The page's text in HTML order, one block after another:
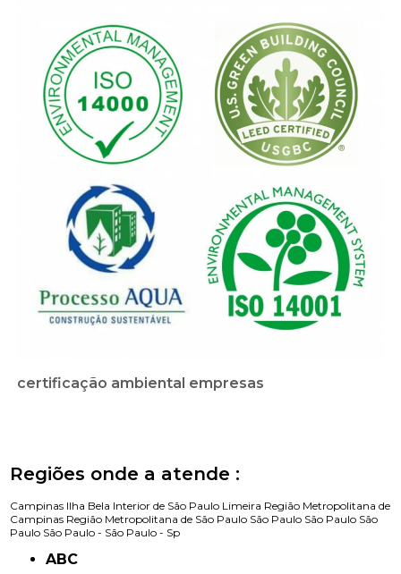
certificação ambiental empresas
Regiões onde a atende :
Campinas Ilha Bela Interior de São Paulo Limeira Região Metropolitana de
Campinas Região Metropolitana de São Paulo São Paulo São Paulo São
Paulo São Paulo - São Paulo - Sp
ABC